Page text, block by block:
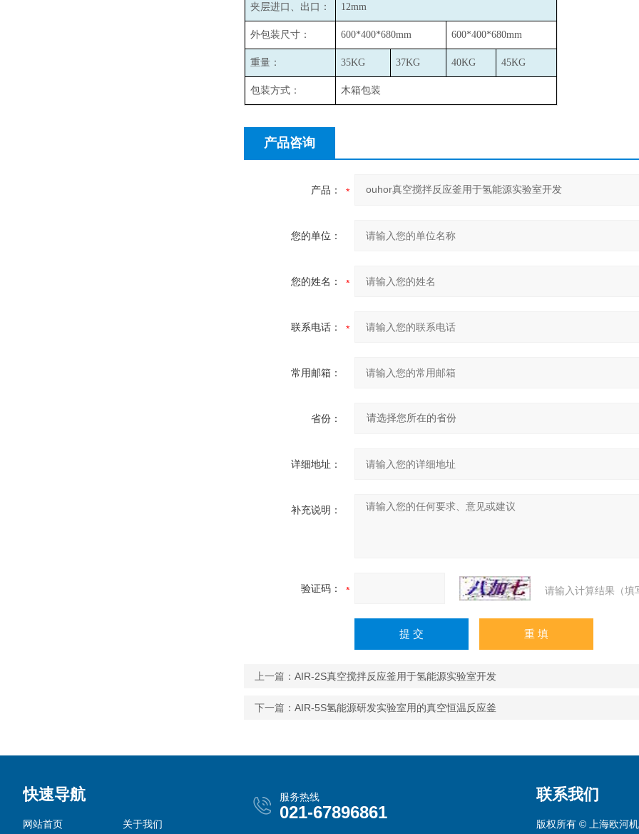
夹层进口、出口： 12mm
外包装尺寸： 600*400*680mm 600*400*680mm
重量： 35KG 37KG 40KG 45KG
包装方式： 木箱包装
产品咨询
产品：
您的单位：
您的姓名：
联系电话：
常用邮箱：
省份：
详细地址：
补充说明：
验证码： 请输入计算结果（填
上一篇： AIR-2S真空搅拌反应釜用于氢能源实验室开发
下一篇： AIR-5S氢能源研发实验室用的真空恒温反应釜
快速导航
网站首页 关于我们
服务热线
021-67896861
联系我们
版权所有 © 上海欧河